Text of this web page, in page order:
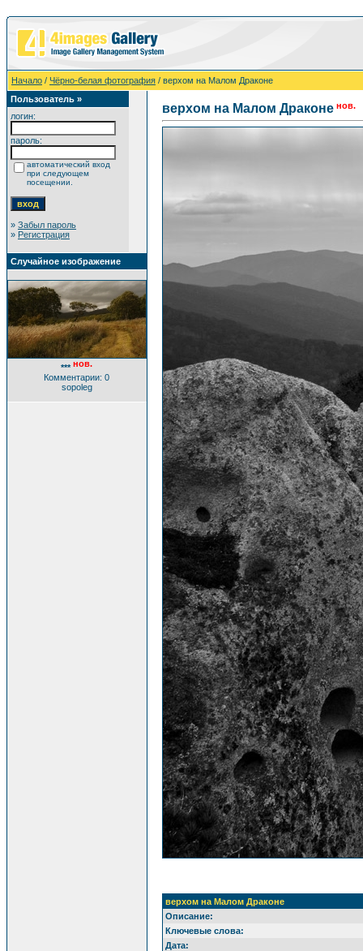
Начало / Чёрно-белая фотография / верхом на Малом Драконе
Пользователь »
логин:
пароль:
автоматический вход
при следующем
посещении.
» Забыл пароль
» Регистрация
Случайное изображение
*** нов.
Комментарии: 0
sopoleg
верхом на Малом Драконе нов.
верхом на Малом Драконе
Описание:
Ключевые слова:
Дата: